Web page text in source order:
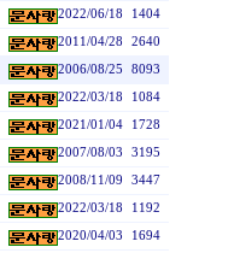
2022/06/18 1404
2011/04/28 2640
2006/08/25 8093
2022/03/18 1084
2021/01/04 1728
2007/08/03 3195
2008/11/09 3447
2022/03/18 1192
2020/04/03 1694